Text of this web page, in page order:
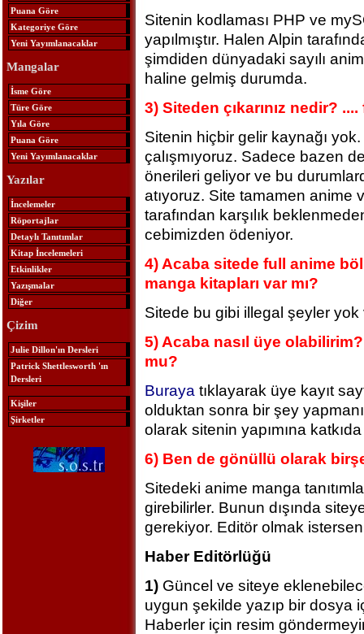
Puana Göre
Kategoriye Göre
Yeni Yayımlanacaklar
Mangalar
İsme Göre
Türe Göre
Yıla Göre
Puana Göre
Yeni Yayımlanacaklar
Yazılar
İncelemeler
Röportajlar
Detaylı Tanıtımlar
Kitap İncelemeleri
Etkinlikler
Yazışmalar
Diğer
Çizim
Julie Dillon'ın Dersleri
Patrick Shettlesworth 'ın
Dersleri
Kişiler
Şirketler
Sitenin kodlaması PHP ve
yapılmıştır. Halen Alpin
şimdiden dünyadaki sayılı
haline gelmiş durumda.
3) Siteden çıkarınız nedir?
Sitenin hiçbir gelir kaynağı
çalışmıyoruz. Sadece bazen
önerileri geliyor ve bu
atıyoruz. Site tamamen anime
tarafından karşılık
cebimizden ödeniyor.
4) Acaba sitede full anime
manga kitapları var mı?
Sitede bu gibi illegal şeyler
5) Acaba nasıl üye
mu?
Buraya tıklayarak üye kayıt
olduktan sonra bir şey
olarak sitenin yapımına
6) Ben de gönüllü olarak
Sitedeki anime manga
girebilirler. Bunun dışında
gerekiyor. Editör olmak
Haber Editörlüğü
1)Güncel ve siteye
uygun şekilde yazıp bir dosya
Haberler için resim